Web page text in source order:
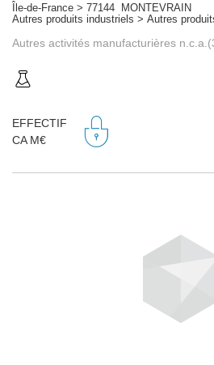
Île-de-France > 77144 MONTEVRAIN
Autres produits industriels > Autres
Autres activités manufacturières
EFFECTIF
CA M€